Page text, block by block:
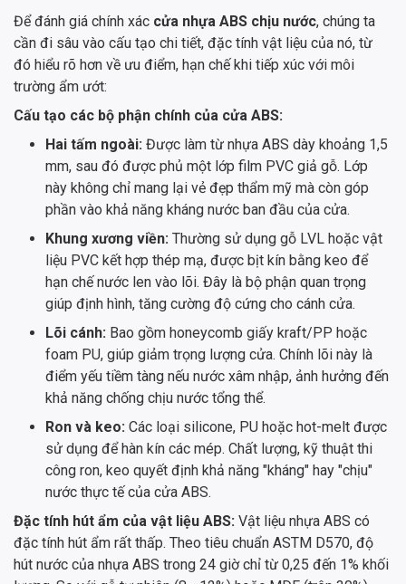
Để đánh giá chính xác cửa nhựa ABS chịu nước, chúng ta
cần đi sâu vào cấu tạo chi tiết, đặc tính vật liệu của nó, từ
đó hiểu rõ hơn về ưu điểm, hạn chế khi tiếp xúc với môi
trường ẩm ướt:
Cấu tạo các bộ phận chính của cửa ABS:
Hai tấm ngoài: Được làm từ nhựa ABS dày khoảng 1,5
mm, sau đó được phủ một lớp film PVC giả gỗ. Lớp
này không chỉ mang lại vẻ đẹp thẩm mỹ mà còn góp
phần vào khả năng kháng nước ban đầu của cửa.
Khung xương viền: Thường sử dụng gỗ LVL hoặc vật
liệu PVC kết hợp thép mạ, được bịt kín bằng keo để
hạn chế nước len vào lõi. Đây là bộ phận quan trọng
giúp định hình, tăng cường độ cứng cho cánh cửa.
Lõi cánh: Bao gồm honeycomb giấy kraft/PP hoặc
foam PU, giúp giảm trọng lượng cửa. Chính lõi này là
điểm yếu tiềm tàng nếu nước xâm nhập, ảnh hưởng đến
khả năng chống chịu nước tổng thể.
Ron và keo: Các loại silicone, PU hoặc hot-melt được
sử dụng để hàn kín các mép. Chất lượng, kỹ thuật thi
công ron, keo quyết định khả năng "kháng" hay "chịu"
nước thực tế của cửa ABS.
Đặc tính hút ẩm của vật liệu ABS: Vật liệu nhựa ABS có
đặc tính hút ẩm rất thấp. Theo tiêu chuẩn ASTM D570, độ
hút nước của nhựa ABS trong 24 giờ chỉ từ 0,25 đến 1% khối